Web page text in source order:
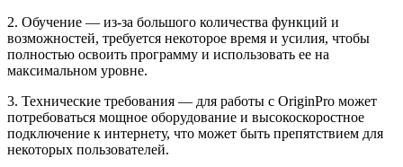
2. Обучение — из-за большого количества функций и
возможностей, требуется некоторое время и усилия, чтобы
полностью освоить программу и использовать ее на
максимальном уровне.
3. Технические требования — для работы с OriginPro может
потребоваться мощное оборудование и высокоскоростное
подключение к интернету, что может быть препятствием для
некоторых пользователей.